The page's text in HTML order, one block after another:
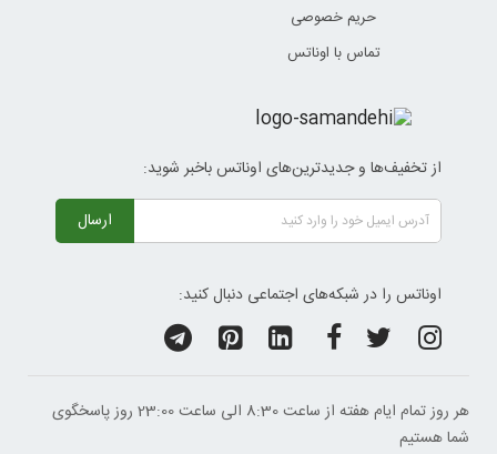
حریم خصوصی
تماس با اوناتس
از تخفیف‌ها و جدیدترین‌های اوناتس باخبر شوید:
ارسال
اوناتس را در شبکه‌های اجتماعی دنبال کنید:
هر روز تمام ایام هفته از ساعت 8:30 الی ساعت 23:00 ‌روز پاسخگوی
شما هستیم